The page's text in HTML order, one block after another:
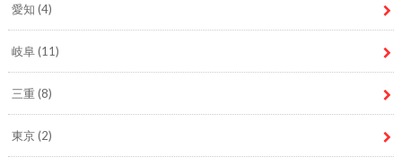
愛知 (4)
岐阜(11)
三重 (8)
東京(2)